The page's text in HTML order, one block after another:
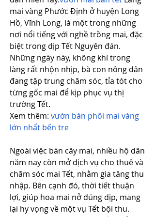
mai vàng Phước Định ở huyện Long
Hồ, Vĩnh Long, là một trong những
nơi nổi tiếng với nghề trồng mai, đặc
biệt trong dịp Tết Nguyên đán.
Những ngày này, không khí trong
làng rất nhộn nhịp, bà con nông dân
đang tập trung chăm sóc, tỉa tót cho
từng gốc mai để kịp phục vụ thị
trường Tết.
Xem thêm: vườn bán phôi mai vàng
lớn nhất bến tre
Ngoài việc bán cây mai, nhiều hộ dân
năm nay còn mở dịch vụ cho thuê và
chăm sóc mai Tết, nhằm gia tăng thu
nhập. Bên cạnh đó, thời tiết thuận
lợi, giúp hoa mai nở đúng dịp, mang
lại hy vọng về một vụ Tết bội thu.